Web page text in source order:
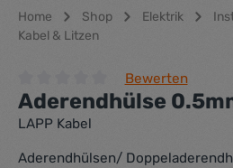
Home Shop Elektrik
Kabel & Litzen
Durchschnittliche Bewertung
Bewerten
Aderendhülse
LAPP Kabel
Aderendhülsen/